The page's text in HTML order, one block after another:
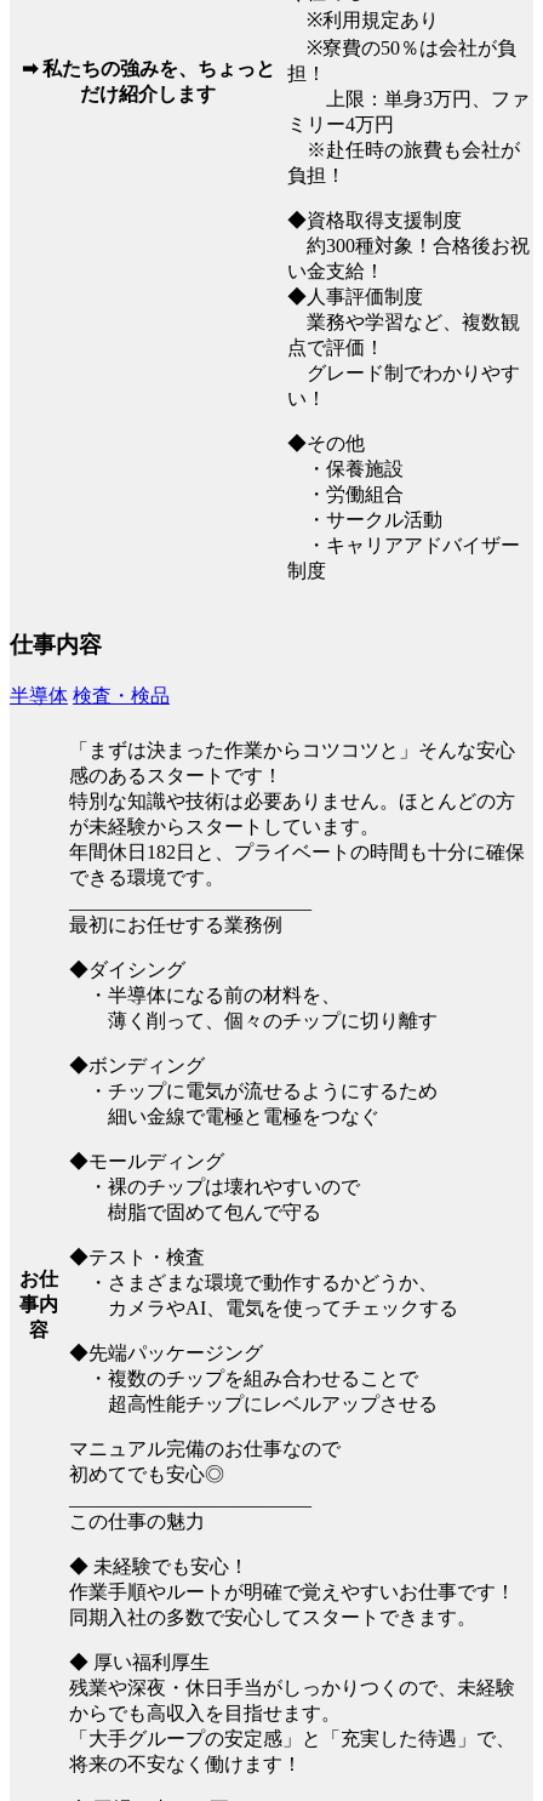
➡ 私たちの強みを、ちょっと
だけ紹介します
※利用規定あり
※寮費の50％は会社が負
担！
上限：単身3万円、ファ
ミリー4万円
※赴任時の旅費も会社が
負担！
◆資格取得支援制度
約300種対象！合格後お祝
い金支給！
◆人事評価制度
業務や学習など、複数観
点で評価！
グレード制でわかりやす
い！
◆その他
・保養施設
・労働組合
・サークル活動
・キャリアアドバイザー
制度
仕事内容
半導体 検査・検品
お仕
事内
容
「まずは決まった作業からコツコツと」そんな安心
感のあるスタートです！
特別な知識や技術は必要ありません。ほとんどの方
が未経験からスタートしています。
年間休日182日と、プライベートの時間も十分に確保
できる環境です。
最初にお任せする業務例
◆ダイシング
・半導体になる前の材料を、
薄く削って、個々のチップに切り離す
◆ボンディング
・チップに電気が流せるようにするため
細い金線で電極と電極をつなぐ
◆モールディング
・裸のチップは壊れやすいので
樹脂で固めて包んで守る
◆テスト・検査
・さまざまな環境で動作するかどうか、
カメラやAI、電気を使ってチェックする
◆先端パッケージング
・複数のチップを組み合わせることで
超高性能チップにレベルアップさせる
マニュアル完備のお仕事なので
初めてでも安心◎
この仕事の魅力
◆ 未経験でも安心！
作業手順やルートが明確で覚えやすいお仕事です！
同期入社の多数で安心してスタートできます。
◆ 厚い福利厚生
残業や深夜・休日手当がしっかりつくので、未経験
からでも高収入を目指せます。
「大手グループの安定感」と「充実した待遇」で、
将来の不安なく働けます！